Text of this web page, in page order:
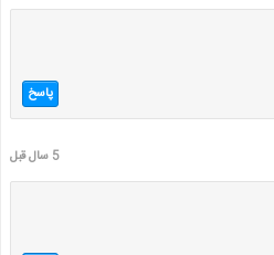
پاسخ
5 سال قبل